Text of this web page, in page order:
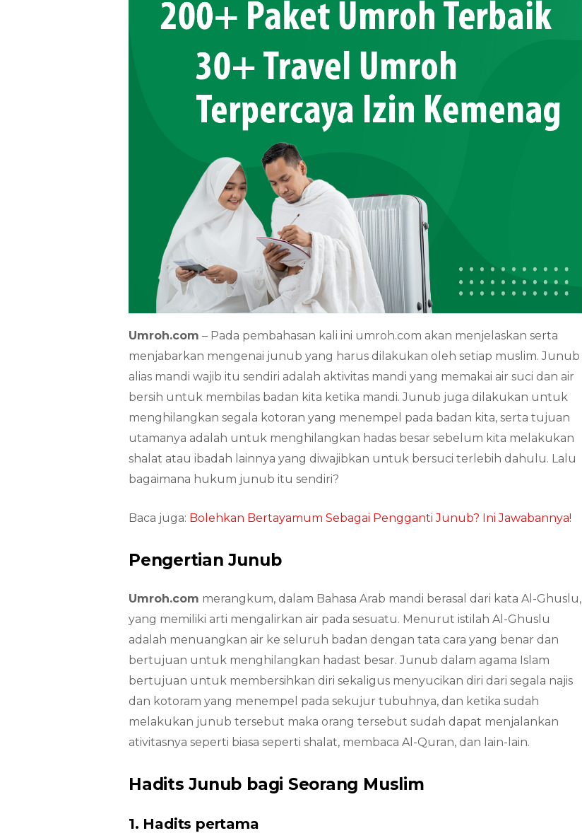
Umroh.com – Pada pembahasan kali ini umroh.com akan menjelaskan serta
menjabarkan mengenai junub yang harus dilakukan oleh setiap muslim. Junub
alias mandi wajib itu sendiri adalah aktivitas mandi yang memakai air suci dan air
bersih untuk membilas badan kita ketika mandi. Junub juga dilakukan untuk
menghilangkan segala kotoran yang menempel pada badan kita, serta tujuan
utamanya adalah untuk menghilangkan hadas besar sebelum kita melakukan
shalat atau ibadah lainnya yang diwajibkan untuk bersuci terlebih dahulu. Lalu
bagaimana hukum junub itu sendiri?
Baca juga: Bolehkan Bertayamum Sebagai Pengganti Junub? Ini Jawabannya!
Pengertian Junub
Umroh.com merangkum, dalam Bahasa Arab mandi berasal dari kata Al-Ghuslu,
yang memiliki arti mengalirkan air pada sesuatu. Menurut istilah Al-Ghuslu
adalah menuangkan air ke seluruh badan dengan tata cara yang benar dan
bertujuan untuk menghilangkan hadast besar. Junub dalam agama Islam
bertujuan untuk membersihkan diri sekaligus menyucikan diri dari segala najis
dan kotoram yang menempel pada sekujur tubuhnya, dan ketika sudah
melakukan junub tersebut maka orang tersebut sudah dapat menjalankan
ativitasnya seperti biasa seperti shalat, membaca Al-Quran, dan lain-lain.
Hadits Junub bagi Seorang Muslim
1. Hadits pertama